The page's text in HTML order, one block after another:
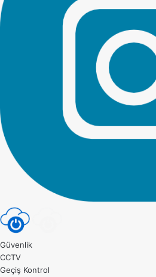
Güvenlik
CCTV
Geçiş Kontrol